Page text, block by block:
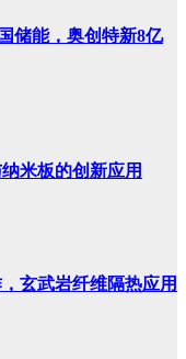
储能，奥创特新8亿
米板的创新应用
玄武岩纤维隔热应用